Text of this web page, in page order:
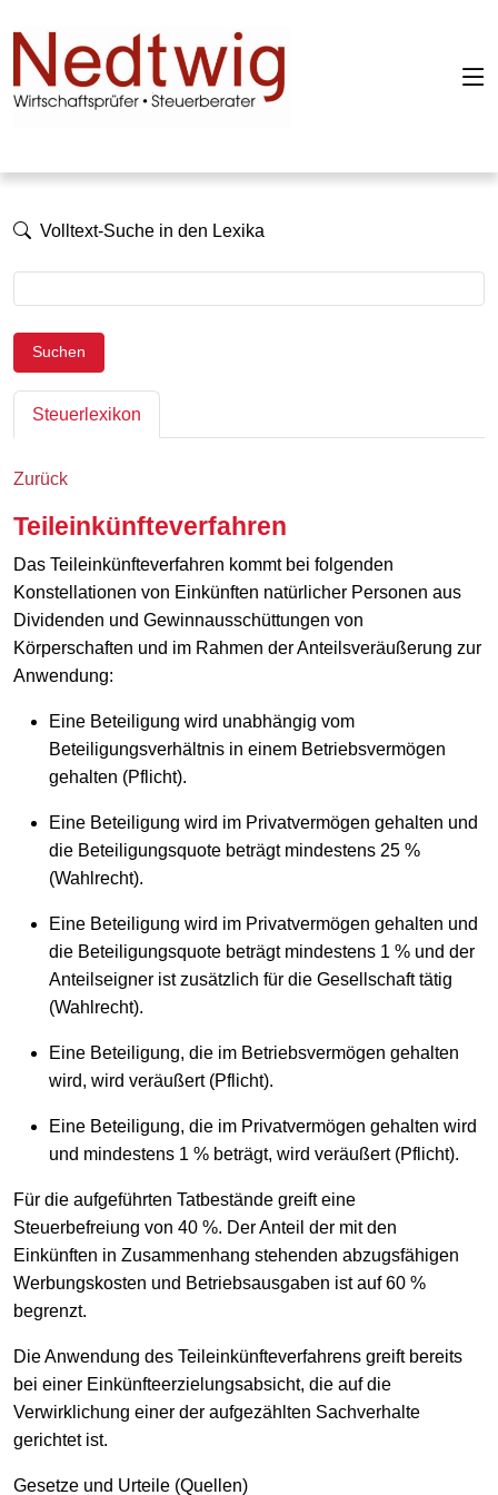
Volltext-Suche in den Lexika
Suchen
Steuerlexikon
Zurück
Teileinkünfteverfahren
Das Teileinkünfteverfahren kommt bei folgenden
Konstellationen von Einkünften natürlicher Personen aus
Dividenden und Gewinnausschüttungen von
Körperschaften und im Rahmen der Anteilsveräußerung zur
Anwendung:
Eine Beteiligung wird unabhängig vom
Beteiligungsverhältnis in einem Betriebsvermögen
gehalten (Pflicht).
Eine Beteiligung wird im Privatvermögen gehalten und
die Beteiligungsquote beträgt mindestens 25 %
(Wahlrecht).
Eine Beteiligung wird im Privatvermögen gehalten und
die Beteiligungsquote beträgt mindestens 1 % und der
Anteilseigner ist zusätzlich für die Gesellschaft tätig
(Wahlrecht).
Eine Beteiligung, die im Betriebsvermögen gehalten
wird, wird veräußert (Pflicht).
Eine Beteiligung, die im Privatvermögen gehalten wird
und mindestens 1 % beträgt, wird veräußert (Pflicht).
Für die aufgeführten Tatbestände greift eine
Steuerbefreiung von 40 %. Der Anteil der mit den
Einkünften in Zusammenhang stehenden abzugsfähigen
Werbungskosten und Betriebsausgaben ist auf 60 %
begrenzt.
Die Anwendung des Teileinkünfteverfahrens greift bereits
bei einer Einkünfteerzielungsabsicht, die auf die
Verwirklichung einer der aufgezählten Sachverhalte
gerichtet ist.
Gesetze und Urteile (Quellen)